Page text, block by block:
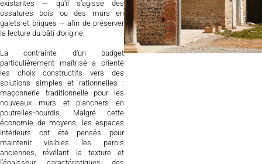
existantes — qu’il s’agisse des
ossatures bois ou des murs en
galets et briques — afin de préserver
la lecture du bâti d’origine.
La contrainte d’un budget
particulièrement maîtrisé a orienté
les choix constructifs vers des
solutions simples et rationnelles :
maçonnerie traditionnelle pour les
nouveaux murs et planchers en
poutrelles-hourdis. Malgré cette
économie de moyens, les espaces
intérieurs ont été pensés pour
maintenir visibles les parois
anciennes, révélant la texture et